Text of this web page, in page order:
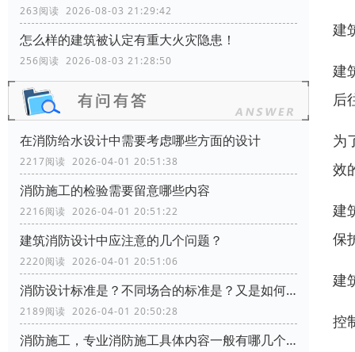
263阅读 2026-08-03 21:29:42
怎么样的建筑被认定有重大火灾隐患！
256阅读 2026-08-03 21:28:50
在消防给水设计中需要考虑哪些方面的设计
2217阅读 2026-04-01 20:51:38
消防施工的检验需要留意哪些内容
2216阅读 2026-04-01 20:51:22
建筑消防设计中应注意的几个问题？
2220阅读 2026-04-01 20:51:06
消防设计标准是？不同场合的标准是？又是如何分类的？
2189阅读 2026-04-01 20:50:28
消防施工，专业消防施工具体内容一般有哪几个方面？
建
建
后
为
效
建
保
建
控